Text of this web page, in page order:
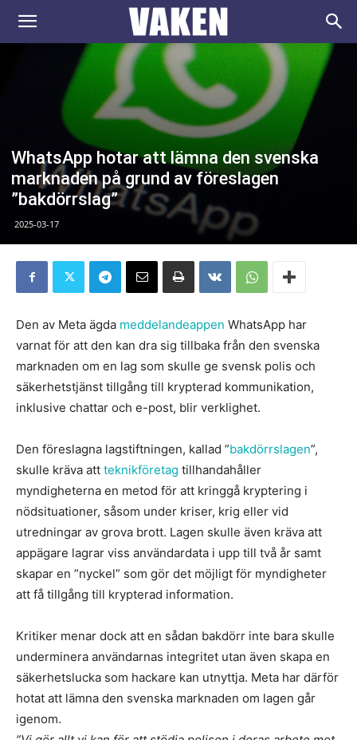
VAKEN.se
WhatsApp hotar att lämna den svenska
marknaden på grund av föreslagen
”bakdörrslag”
2025-03-17
Den av Meta ägda meddelandeappen WhatsApp har
varnat för att den kan dra sig tillbaka från den svenska
marknaden om en lag som skulle ge svensk polis och
säkerhetstjänst tillgång till krypterad kommunikation,
inklusive chattar och e-post, blir verklighet.
Den föreslagna lagstiftningen, kallad ”bakdörrslagen”,
skulle kräva att teknikföretag tillhandahåller
myndigheterna en metod för att kringgå kryptering i
nödsituationer, såsom under kriser, krig eller vid
utredningar av grova brott. Lagen skulle även kräva att
appägare lagrar viss användardata i upp till två år samt
skapar en ”nyckel” som gör det möjligt för myndigheter
att få tillgång till krypterad information.
Kritiker menar dock att en sådan bakdörr inte bara skulle
underminera användarnas integritet utan även skapa en
säkerhetslucka som hackare kan utnyttja. Meta har därför
hotat att lämna den svenska marknaden om lagen går
igenom.